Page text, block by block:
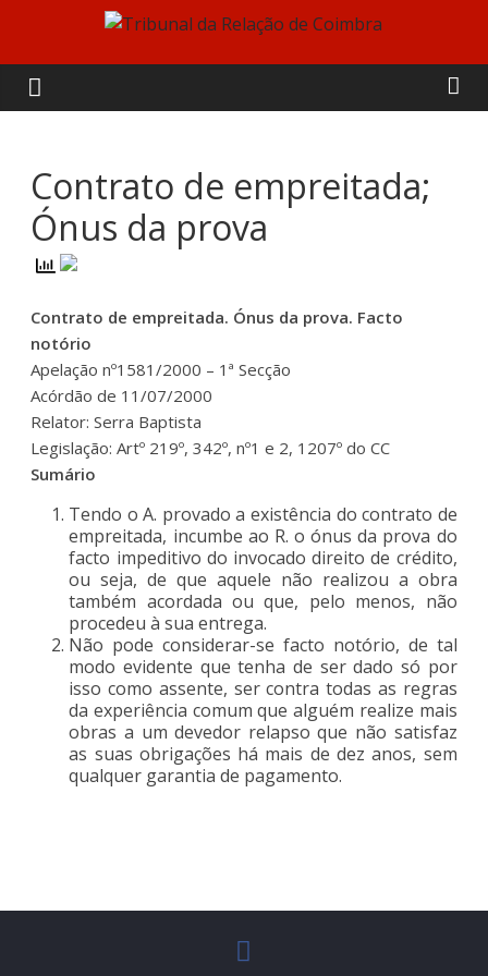
content
Tribunal
da
Relação
de
Coimbra
Contrato de empreitada;
Ónus da prova
Contrato de empreitada. Ónus da prova. Facto
notório
Apelação nº1581/2000 – 1ª Secção
Acórdão de 11/07/2000
Relator: Serra Baptista
Legislação: Artº 219º, 342º, nº1 e 2, 1207º do CC
Sumário
Tendo o A. provado a existência do contrato de
empreitada, incumbe ao R. o ónus da prova do
facto impeditivo do invocado direito de crédito,
ou seja, de que aquele não realizou a obra
também acordada ou que, pelo menos, não
procedeu à sua entrega.
Não pode considerar-se facto notório, de tal
modo evidente que tenha de ser dado só por
isso como assente, ser contra todas as regras
da experiência comum que alguém realize mais
obras a um devedor relapso que não satisfaz
as suas obrigações há mais de dez anos, sem
qualquer garantia de pagamento.